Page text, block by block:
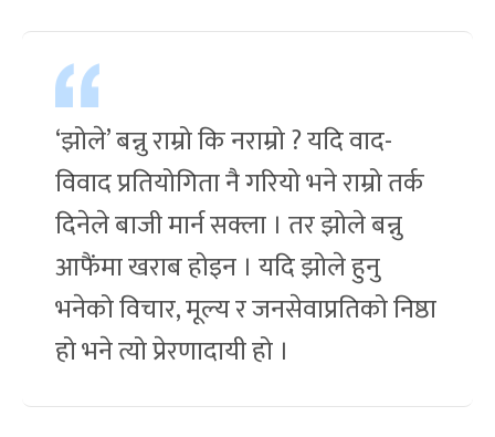
‘झोले’ बन्नु राम्रो कि नराम्रो ? यदि वाद-
विवाद प्रतियोगिता नै गरियो भने राम्रो तर्क
दिनेले बाजी मार्न सक्ला । तर झोले बन्नु
आफैंमा खराब होइन । यदि झोले हुनु
भनेको विचार, मूल्य र जनसेवाप्रतिको निष्ठा
हो भने त्यो प्रेरणादायी हो ।